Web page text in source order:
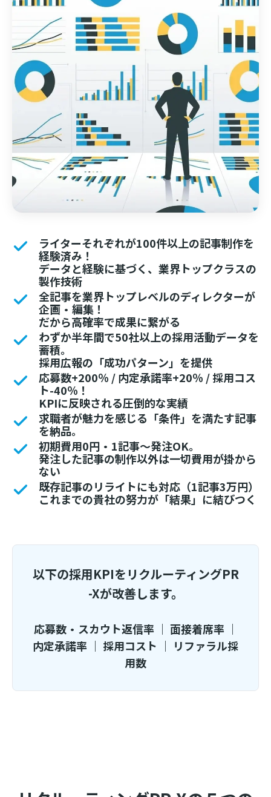
ライターそれぞれが100件以上の記事制作を
経験済み！
データと経験に基づく、業界トップクラスの
製作技術
全記事を業界トップレベルのディレクターが
企画・編集！
だから高確率で成果に繋がる
わずか半年間で50社以上の採用活動データを
蓄積。
採用広報の「成功パターン」を提供
応募数+200％ / 内定承諾率+20％ / 採用コス
ト-40％！
KPIに反映される圧倒的な実績
求職者が魅力を感じる「条件」を満たす記事
を納品。
初期費用0円・1記事～発注OK。
発注した記事の制作以外は一切費用が掛から
ない
既存記事のリライトにも対応（1記事3万円）
これまでの貴社の努力が「結果」に結びつく
以下の採用KPIをリクルーティングPR
-Xが改善します。
応募数・スカウト返信率 ｜ 面接着席率 ｜
内定承諾率 ｜ 採用コスト ｜ リファラル採
用数